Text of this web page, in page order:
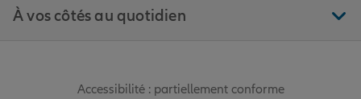
À vos côtés au quotidien
Accessibilité : partiellement conforme